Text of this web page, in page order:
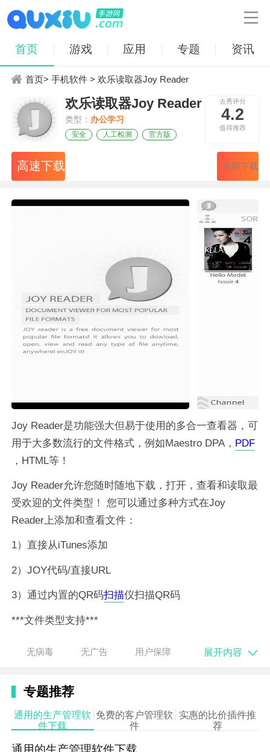

首页 游戏 应用 专题 资讯
首页>手机软件 > 欢乐读取器Joy Reader
欢乐读取器Joy Reader
类型： 办公学习
安全 人工检测 官方版
去秀评分
4.2
值得推荐
高速下载 立即下载
Joy Reader是功能强大但易于使用的多合一查看器，可
用于大多数流行的文件格式，例如Maestro DPA， PDF
，HTML等！
Joy Reader允许您随时随地下载，打开，查看和读取最
受欢迎的文件类型！ 您可以通过多种方式在Joy
Reader上添加和查看文件：
1）直接从iTunes添加
2）JOY代码/直接URL
3）通过内置的QR码扫描仪扫描QR码
***文件类型支持***
-DPA
-JPG
-PNG
-HTML
无病毒 无广告 用户保障 展开内容
专题推荐
通用的生产管理软
件下载
免费的客户管理软
件
实惠的比价插件推
荐
通用的生产管理软件下载